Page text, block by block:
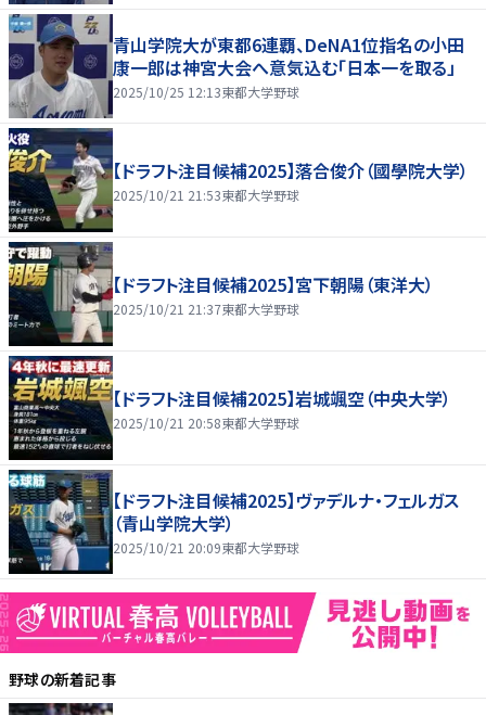
青山学院大が東都6連覇、DeNA1位指名の小田
康一郎は神宮大会へ意気込む「日本一を取る」
2025/10/25 12:13東都大学野球
【ドラフト注目候補2025】落合俊介（國學院大学）
2025/10/21 21:53東都大学野球
【ドラフト注目候補2025】宮下朝陽（東洋大）
2025/10/21 21:37東都大学野球
【ドラフト注目候補2025】岩城颯空（中央大学）
2025/10/21 20:58東都大学野球
【ドラフト注目候補2025】ヴァデルナ・フェルガス
（青山学院大学）
2025/10/21 20:09東都大学野球
野球の新着記事